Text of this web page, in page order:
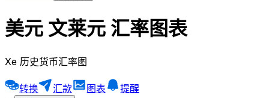
美元 文莱元 汇率图表
Xe 历史货币汇率图
转换 汇款 图表
提醒